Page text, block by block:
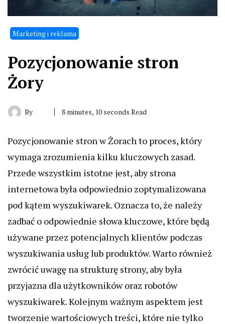
Marketing i reklama
Pozycjonowanie stron
Żory
By 8 minutes, 10 seconds Read
Pozycjonowanie stron w Żorach to proces, który
wymaga zrozumienia kilku kluczowych zasad.
Przede wszystkim istotne jest, aby strona
internetowa była odpowiednio zoptymalizowana
pod kątem wyszukiwarek. Oznacza to, że należy
zadbać o odpowiednie słowa kluczowe, które będą
używane przez potencjalnych klientów podczas
wyszukiwania usług lub produktów. Warto również
zwrócić uwagę na strukturę strony, aby była
przyjazna dla użytkowników oraz robotów
wyszukiwarek. Kolejnym ważnym aspektem jest
tworzenie wartościowych treści, które nie tylko